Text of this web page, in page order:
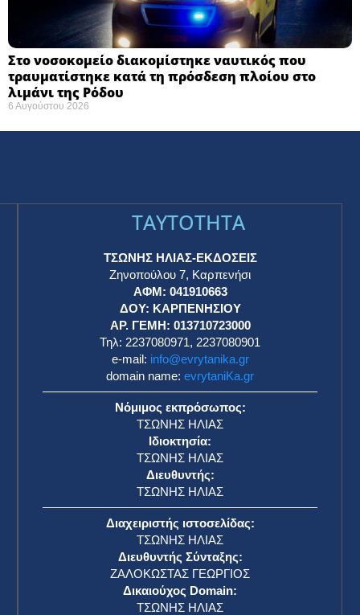
Στο νοσοκομείο διακομίστηκε ναυτικός που
τραυματίστηκε κατά τη πρόσδεση πλοίου στο
λιμάνι της Ρόδου
6 Αυγούστου 2026
TAYTOTHTA
ΤΣΩΝΗΣ ΗΛΙΑΣ-ΕΚΔΟΣΕΙΣ
Ζηνοπούλου 7, Καρπενήσι
ΑΦΜ: 041910663
ΔΟΥ: ΚΑΡΠΕΝΗΣΙΟΥ
ΑΡ. ΓΕΜΗ: 013710723000
Τηλ: 2237080971, 2237080901
e-mail: info@evrytanika.gr
domain name: evrytaniKa.gr
Νόμιμος εκπρόσωπος:
ΤΣΩΝΗΣ ΗΛΙΑΣ
Ιδιοκτησία:
ΤΣΩΝΗΣ ΗΛΙΑΣ
Διευθυντής:
ΤΣΩΝΗΣ ΗΛΙΑΣ
Διαχειριστής ιστοσελίδας:
ΤΣΩΝΗΣ ΗΛΙΑΣ
Διευθυντής Σύνταξης:
ΖΑΛΟΚΩΣΤΑΣ ΓΕΩΡΓΙΟΣ
Δικαιούχος Domain:
ΤΣΩΝΗΣ ΗΛΙΑΣ